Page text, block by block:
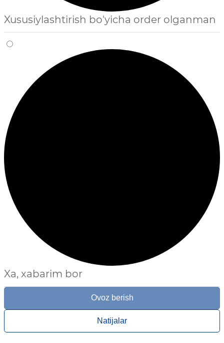
Xususiylashtirish bo'yicha order olganman
Xa, xabarim bor
Ovoz berish
Natijalar